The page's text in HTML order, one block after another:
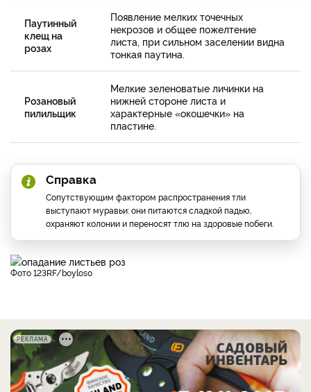
Паутинный
клещ на
розах
Появление мелких точечных
некрозов и общее пожелтение
листа, при сильном заселении видна
тонкая паутина.
Розановый
пилильщик
Мелкие зеленоватые личинки на
нижней стороне листа и
характерные «окошечки» на
пластине.
Справка
Сопутствующим фактором распространения тли
выступают муравьи: они питаются сладкой падью,
охраняют колонии и переносят тлю на здоровые побеги.
фото 123RF/boyloso
РЕКЛАМА